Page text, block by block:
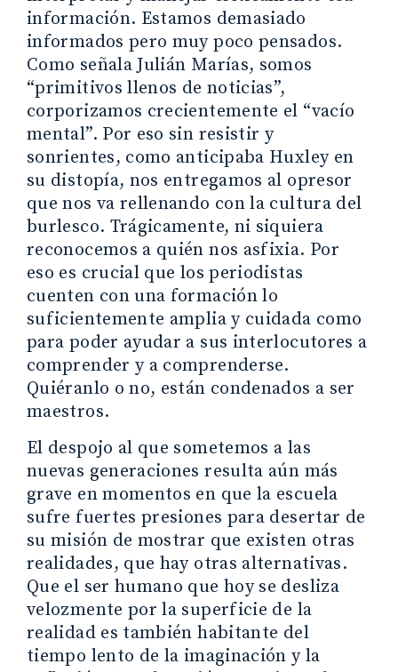
información. Estamos demasiado
informados pero muy poco pensados.
Como señala Julián Marías, somos
“primitivos llenos de noticias”,
corporizamos crecientemente el “vacío
mental”. Por eso sin resistir y
sonrientes, como anticipaba Huxley en
su distopía, nos entregamos al opresor
que nos va rellenando con la cultura del
burlesco. Trágicamente, ni siquiera
reconocemos a quién nos asfixia. Por
eso es crucial que los periodistas
cuenten con una formación lo
suficientemente amplia y cuidada como
para poder ayudar a sus interlocutores a
comprender y a comprenderse.
Quiéranlo o no, están condenados a ser
maestros.
El despojo al que sometemos a las
nuevas generaciones resulta aún más
grave en momentos en que la escuela
sufre fuertes presiones para desertar de
su misión de mostrar que existen otras
realidades, que hay otras alternativas.
Que el ser humano que hoy se desliza
velozmente por la superficie de la
realidad es también habitante del
tiempo lento de la imaginación y la